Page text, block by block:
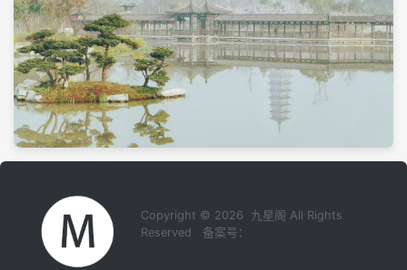
Copyright © 2026 九星阁 All Rights
Reserved 备案号：